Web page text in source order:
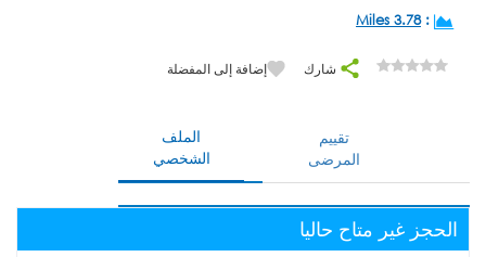
:
3.78 Miles
شارك إضافة إلى المفضلة
الملف
الشخصي
تقييم
المرضى
الحجز غير متاح حاليا